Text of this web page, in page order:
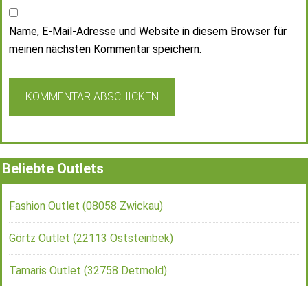
Name, E-Mail-Adresse und Website in diesem Browser für
meinen nächsten Kommentar speichern.
Beliebte Outlets
Fashion Outlet (08058 Zwickau)
Görtz Outlet (22113 Oststeinbek)
Tamaris Outlet (32758 Detmold)